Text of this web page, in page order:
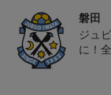
磐田
ジュ
に！